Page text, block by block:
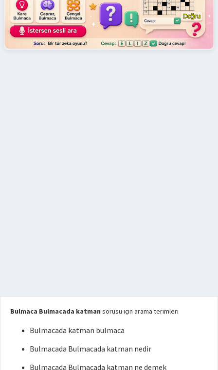
Bulmaca Bulmacada katman sorusu için arama terimleri
Bulmacada katman bulmaca
Bulmacada Bulmacada katman nedir
Bulmacada Bulmacada katman ne demek